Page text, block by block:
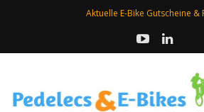
Aktuelle E-Bike Gutscheine &